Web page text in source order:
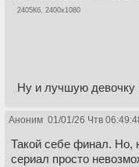
2405Кб, 2400x1080
Ну и лучшую девочку
Аноним 01/01/26 Чтв
Такой себе финал. Но,
сериал просто